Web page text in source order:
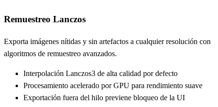
Remuestreo Lanczos
Exporta imágenes nítidas y sin artefactos a cualquier resolución con
algoritmos de remuestreo avanzados.
Interpolación Lanczos3 de alta calidad por defecto
Procesamiento acelerado por GPU para rendimiento suave
Exportación fuera del hilo previene bloqueo de la UI